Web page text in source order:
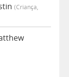
(criança,